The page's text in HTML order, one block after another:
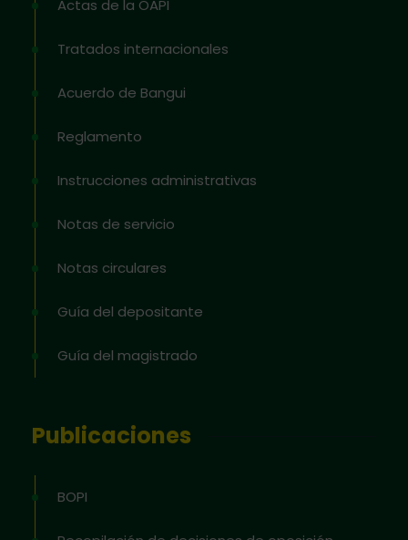
Actas de la OAPI
Tratados internacionales
Acuerdo de Bangui
Reglamento
Instrucciones administrativas
Notas de servicio
Notas circulares
Guía del depositante
Guía del magistrado
Publicaciones
BOPI